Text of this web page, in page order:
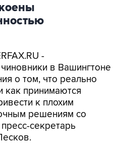
-
в Вашингтоне
о том, что реально
как принимаются
к плохим
решениям со
секретарь